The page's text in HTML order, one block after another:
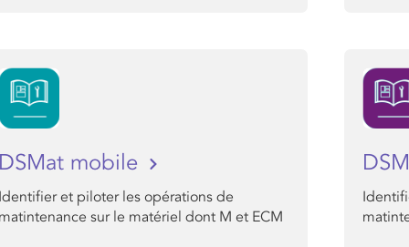
mobile
et piloter les opérations de
sur le matériel dont M et ECM